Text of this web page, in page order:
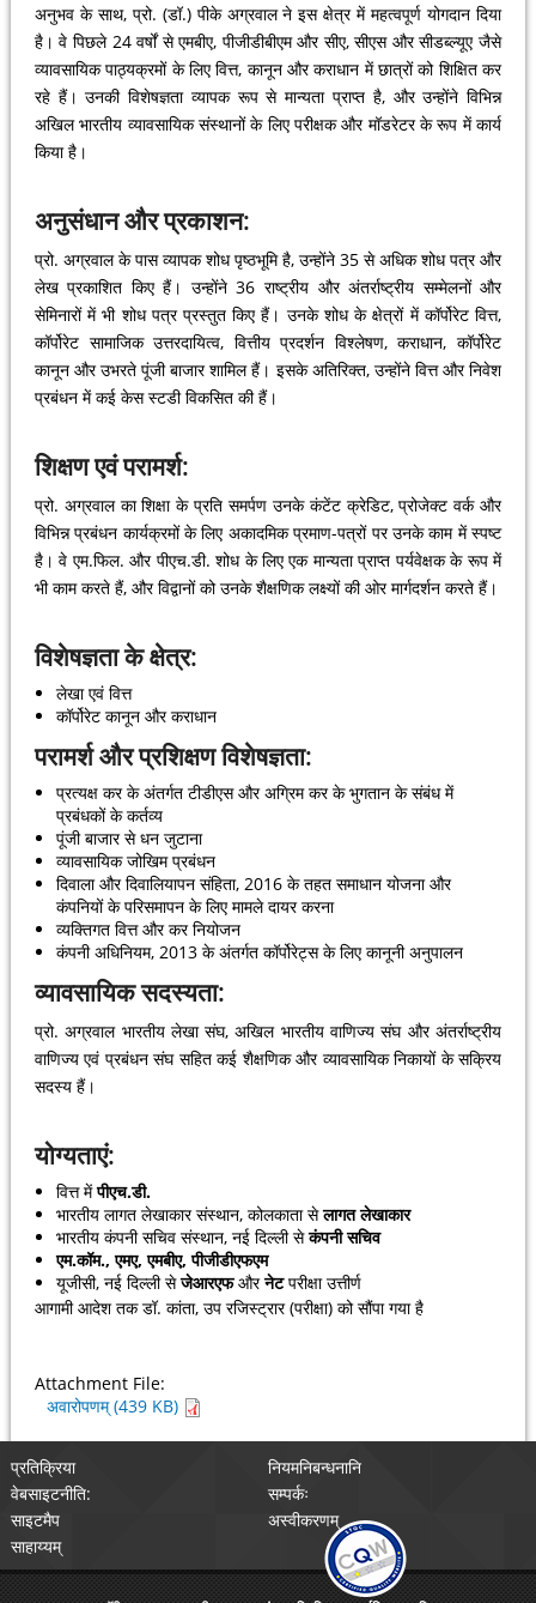
अनुभव के साथ, प्रो. (डॉ.) पीके अग्रवाल ने इस क्षेत्र में महत्वपूर्ण योगदान दिया
है। वे पिछले 24 वर्षों से एमबीए, पीजीडीबीएम और सीए, सीएस और सीडब्ल्यूए जैसे
व्यावसायिक पाठ्यक्रमों के लिए वित्त, कानून और कराधान में छात्रों को शिक्षित कर
रहे हैं। उनकी विशेषज्ञता व्यापक रूप से मान्यता प्राप्त है, और उन्होंने विभिन्न
अखिल भारतीय व्यावसायिक संस्थानों के लिए परीक्षक और मॉडरेटर के रूप में कार्य
किया है।
अनुसंधान और प्रकाशन:
प्रो. अग्रवाल के पास व्यापक शोध पृष्ठभूमि है, उन्होंने 35 से अधिक शोध पत्र और
लेख प्रकाशित किए हैं। उन्होंने 36 राष्ट्रीय और अंतर्राष्ट्रीय सम्मेलनों और
सेमिनारों में भी शोध पत्र प्रस्तुत किए हैं। उनके शोध के क्षेत्रों में कॉर्पोरेट वित्त,
कॉर्पोरेट सामाजिक उत्तरदायित्व, वित्तीय प्रदर्शन विश्लेषण, कराधान, कॉर्पोरेट
कानून और उभरते पूंजी बाजार शामिल हैं। इसके अतिरिक्त, उन्होंने वित्त और निवेश
प्रबंधन में कई केस स्टडी विकसित की हैं।
शिक्षण एवं परामर्श:
प्रो. अग्रवाल का शिक्षा के प्रति समर्पण उनके कंटेंट क्रेडिट, प्रोजेक्ट वर्क और
विभिन्न प्रबंधन कार्यक्रमों के लिए अकादमिक प्रमाण-पत्रों पर उनके काम में स्पष्ट
है। वे एम.फिल. और पीएच.डी. शोध के लिए एक मान्यता प्राप्त पर्यवेक्षक के रूप में
भी काम करते हैं, और विद्वानों को उनके शैक्षणिक लक्ष्यों की ओर मार्गदर्शन करते हैं।
विशेषज्ञता के क्षेत्र:
लेखा एवं वित्त
कॉर्पोरेट कानून और कराधान
परामर्श और प्रशिक्षण विशेषज्ञता:
प्रत्यक्ष कर के अंतर्गत टीडीएस और अग्रिम कर के भुगतान के संबंध में
प्रबंधकों के कर्तव्य
पूंजी बाजार से धन जुटाना
व्यावसायिक जोखिम प्रबंधन
दिवाला और दिवालियापन संहिता, 2016 के तहत समाधान योजना और
कंपनियों के परिसमापन के लिए मामले दायर करना
व्यक्तिगत वित्त और कर नियोजन
कंपनी अधिनियम, 2013 के अंतर्गत कॉर्पोरेट्स के लिए कानूनी अनुपालन
व्यावसायिक सदस्यता:
प्रो. अग्रवाल भारतीय लेखा संघ, अखिल भारतीय वाणिज्य संघ और अंतर्राष्ट्रीय
वाणिज्य एवं प्रबंधन संघ सहित कई शैक्षणिक और व्यावसायिक निकायों के सक्रिय
सदस्य हैं।
योग्यताएं:
वित्त मेंपीएच.डी.
भारतीय लागत लेखाकार संस्थान, कोलकाता सेलागत लेखाकार
भारतीय कंपनी सचिव संस्थान, नई दिल्ली सेकंपनी सचिव
एम.कॉम., एमए, एमबीए, पीजीडीएफएम
यूजीसी, नई दिल्ली सेजेआरएफऔरनेटपरीक्षा उत्तीर्ण
आगामी आदेश तक डॉ. कांता, उप रजिस्ट्रार (परीक्षा) को सौंपा गया है
Attachment File:
अवारोपणम् (439 KB)
प्रतिक्रिया
नियमनिबन्धनानि
वेबसाइटनीति:
सम्पर्कः
साइटमैप
अस्वीकरणम्
साहाय्यम्